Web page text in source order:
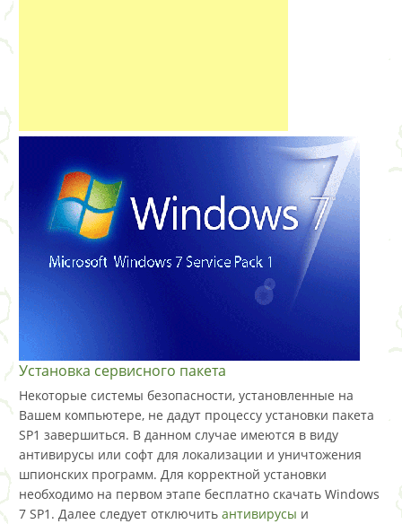
Установка сервисного пакета
Некоторые системы безопасности, установленные на
Вашем компьютере, не дадут процессу установки пакета
SP1 завершиться. В данном случае имеются в виду
антивирусы или софт для локализации и уничтожения
шпионских программ. Для корректной установки
необходимо на первом этапе бесплатно скачать Windows
7 SP1. Далее следует отключить антивирусы и